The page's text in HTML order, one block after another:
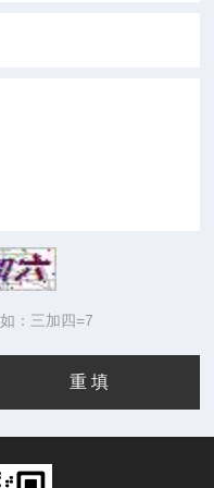
：三加四=7